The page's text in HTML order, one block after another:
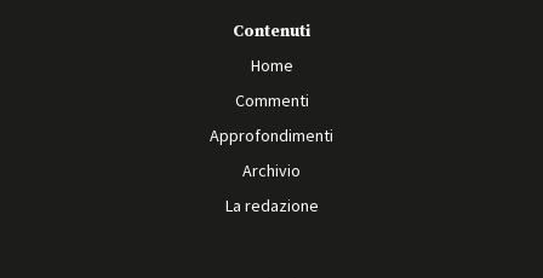
Contenuti
Home
Commenti
Approfondimenti
Archivio
La redazione